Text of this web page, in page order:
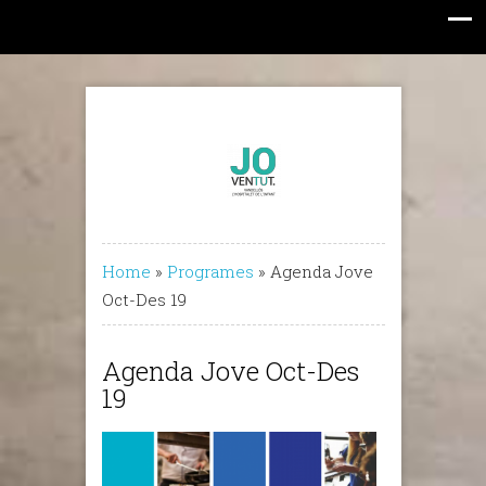
Home » Programes » Agenda Jove
Oct-Des 19
Agenda Jove Oct-Des
19